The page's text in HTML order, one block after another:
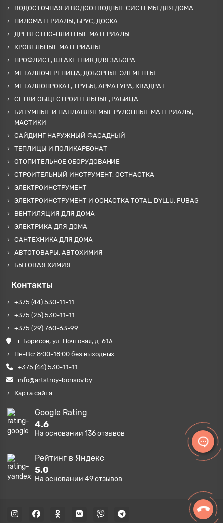
ВОДОСТОЧНАЯ И ВОДООТВОДНЫЕ СИСТЕМЫ ДЛЯ ДОМА
ПИЛОМАТЕРИАЛЫ, БРУС, ДОСКА
ДРЕВЕСТНО-ПЛИТНЫЕ МАТЕРИАЛЫ
КРОВЕЛЬНЫЕ МАТЕРИАЛЫ
ПРОФЛИСТ, ШТАКЕТНИК ДЛЯ ЗАБОРА
МЕТАЛЛОЧЕРЕПИЦА, ДОБОРНЫЕ ЭЛЕМЕНТЫ
МЕТАЛЛОПРОКАТ, ТРУБЫ, АРМАТУРА, КВАДРАТ
СЕТКИ ОБЩЕСТРОИТЕЛЬНЫЕ, РАБИЦА
БИТУМНЫЕ И НАПЛАВЛЯЕМЫЕ РУЛОННЫЕ МАТЕРИАЛЫ,
МАСТИКИ
САЙДИНГ НАРУЖНЫЙ ФАСАДНЫЙ
ТЕПЛИЦЫ И ПОЛИКАРБОНАТ
ОТОПИТЕЛЬНОЕ ОБОРУДОВАНИЕ
СТРОИТЕЛЬНЫЙ ИНСТРУМЕНТ, ОСТНАСТКА
ЭЛЕКТРОИНСТРУМЕНТ
ЭЛЕКТРОИНСТРУМЕНТ И ОСНАСТКА TOTAL, DYLLU, FUBAG
ВЕНТИЛЯЦИЯ ДЛЯ ДОМА
ЭЛЕКТРИКА ДЛЯ ДОМА
САНТЕХНИКА ДЛЯ ДОМА
АВТОТОВАРЫ, АВТОХИМИЯ
БЫТОВАЯ ХИМИЯ
Контакты
+375 (44) 530-11-11
+375 (25) 530-11-11
+375 (29) 760-63-99
г. Борисов, ул. Почтовая, д. 61А
Пн-Вс: 8:00-18:00 без выходных
+375 (44) 530-11-11
info@artstroy-borisov.by
Карта сайта
Google Rating
4.6
На основании 136отзывов
Рейтинг в Яндекс
5.0
На основании 49отзывов